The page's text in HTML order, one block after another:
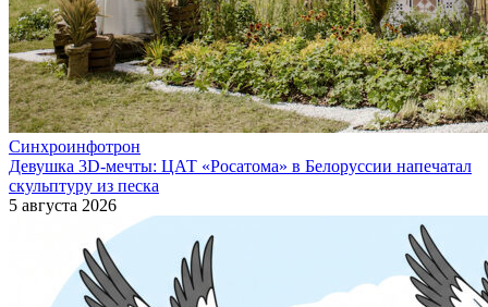
Синхроинфотрон
Девушка 3D-мечты: ЦАТ «Росатома» в Белоруссии напечатал
скульптуру из песка
5 августа 2026